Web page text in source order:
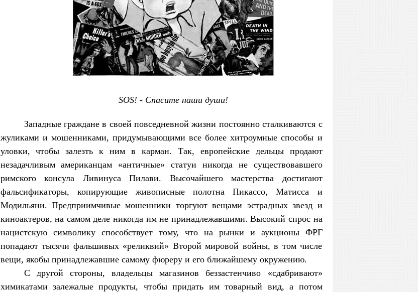
SOS! - Спасите наши души!
Западные граждане в своей повседневной жизни постоянно сталкиваются с
жуликами и мошенниками, придумывающими все более хитроумные способы и
уловки, чтобы залезть к ним в карман. Так, европейские дельцы продают
незадачливым американцам «античные» статуи никогда не существовавшего
римского консула Ливинуса Пилави. Высочайшего мастерства достигают
фальсификаторы, копирующие живописные полотна Пикассо, Матисса и
Модильяни. Предприимчивые мошенники торгуют вещами эстрадных звезд и
киноактеров, на самом деле никогда им не принадлежавшими. Высокий спрос на
нацистскую символику способствует тому, что на рынки и аукционы ФРГ
попадают тысячи фальшивых «реликвий» Второй мировой войны, в том числе
вещи, якобы принадлежавшие самому фюреру и его ближайшему окружению.
С другой стороны, владельцы магазинов беззастенчиво «сдабривают»
химикатами залежалые продукты, чтобы придать им товарный вид, а потом